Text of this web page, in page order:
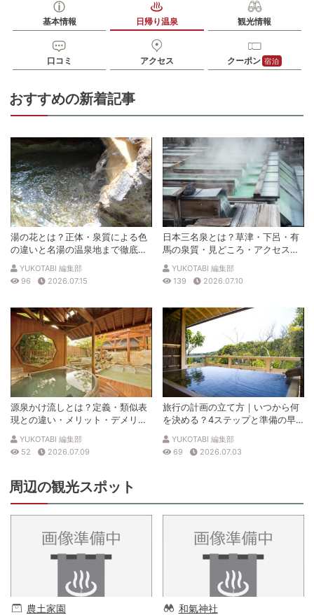
アクセス
住所
鹿児島県鹿児島市下荒田3丁目3-17
公共交通機関
市営バス荒田八幡バス停から徒歩約3分
電話番号 0992543377
※ 掲載情報は変更になる場合があります。最新の内容はご利用前にご自身でお
問合せください。
※ 料金情報は税込・税抜表記が混ざっております。正しい金額はご利用前にご
自身でお問合せください。
基本情報 日帰り温泉 観光情報
口コミ アクセス クーポン 宿泊
おすすめの新着記事
湯の花とは？正体・泉質による色
の違いと名湯の温泉地まで徹底解
説
YUKOTABI 編集部
96
2026.07.15
日本三名泉とは？草津・下呂・有
馬の泉質・見どころ・アクセスを
徹底解説
YUKOTABI 編集部
139
2026.07.10
源泉かけ流しとは？定義・類似表
現との違い・メリット・デメリッ
トを解説
YUKOTABI 編集部
52
2026.07.09
旅行の計画の立て方｜いつから何
を決める？4ステップと準備の早
見表
YUKOTABI 編集部
69
2026.07.03
周辺の観光スポット
農土家園 和氣神社